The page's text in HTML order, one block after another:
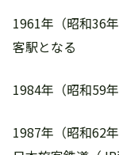
1961年（昭和36
客駅となる
1984年（昭和59
1987年（昭和62